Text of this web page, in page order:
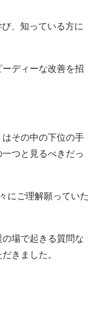
、知っている方に
ディーな改善を招
はその中の下位の手
つと見るべきだっ
にご理解願っていた
場で起きる質問な
きました。